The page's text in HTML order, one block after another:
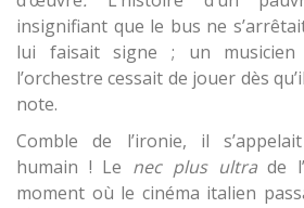
insignifiant que le bus ne
lui faisait signe ; un
l’orchestre cessait de jouer dès
note.
Comble de l’ironie, il
humain ! Le nec plus ultrade
moment où le cinéma italien